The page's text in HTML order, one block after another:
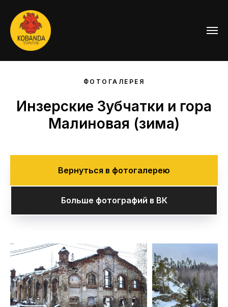
ФОТОГАЛЕРЕЯ
Инзерские Зубчатки и гора
Малиновая (зима)
Вернуться в фотогалерею
Больше фотографий в ВК